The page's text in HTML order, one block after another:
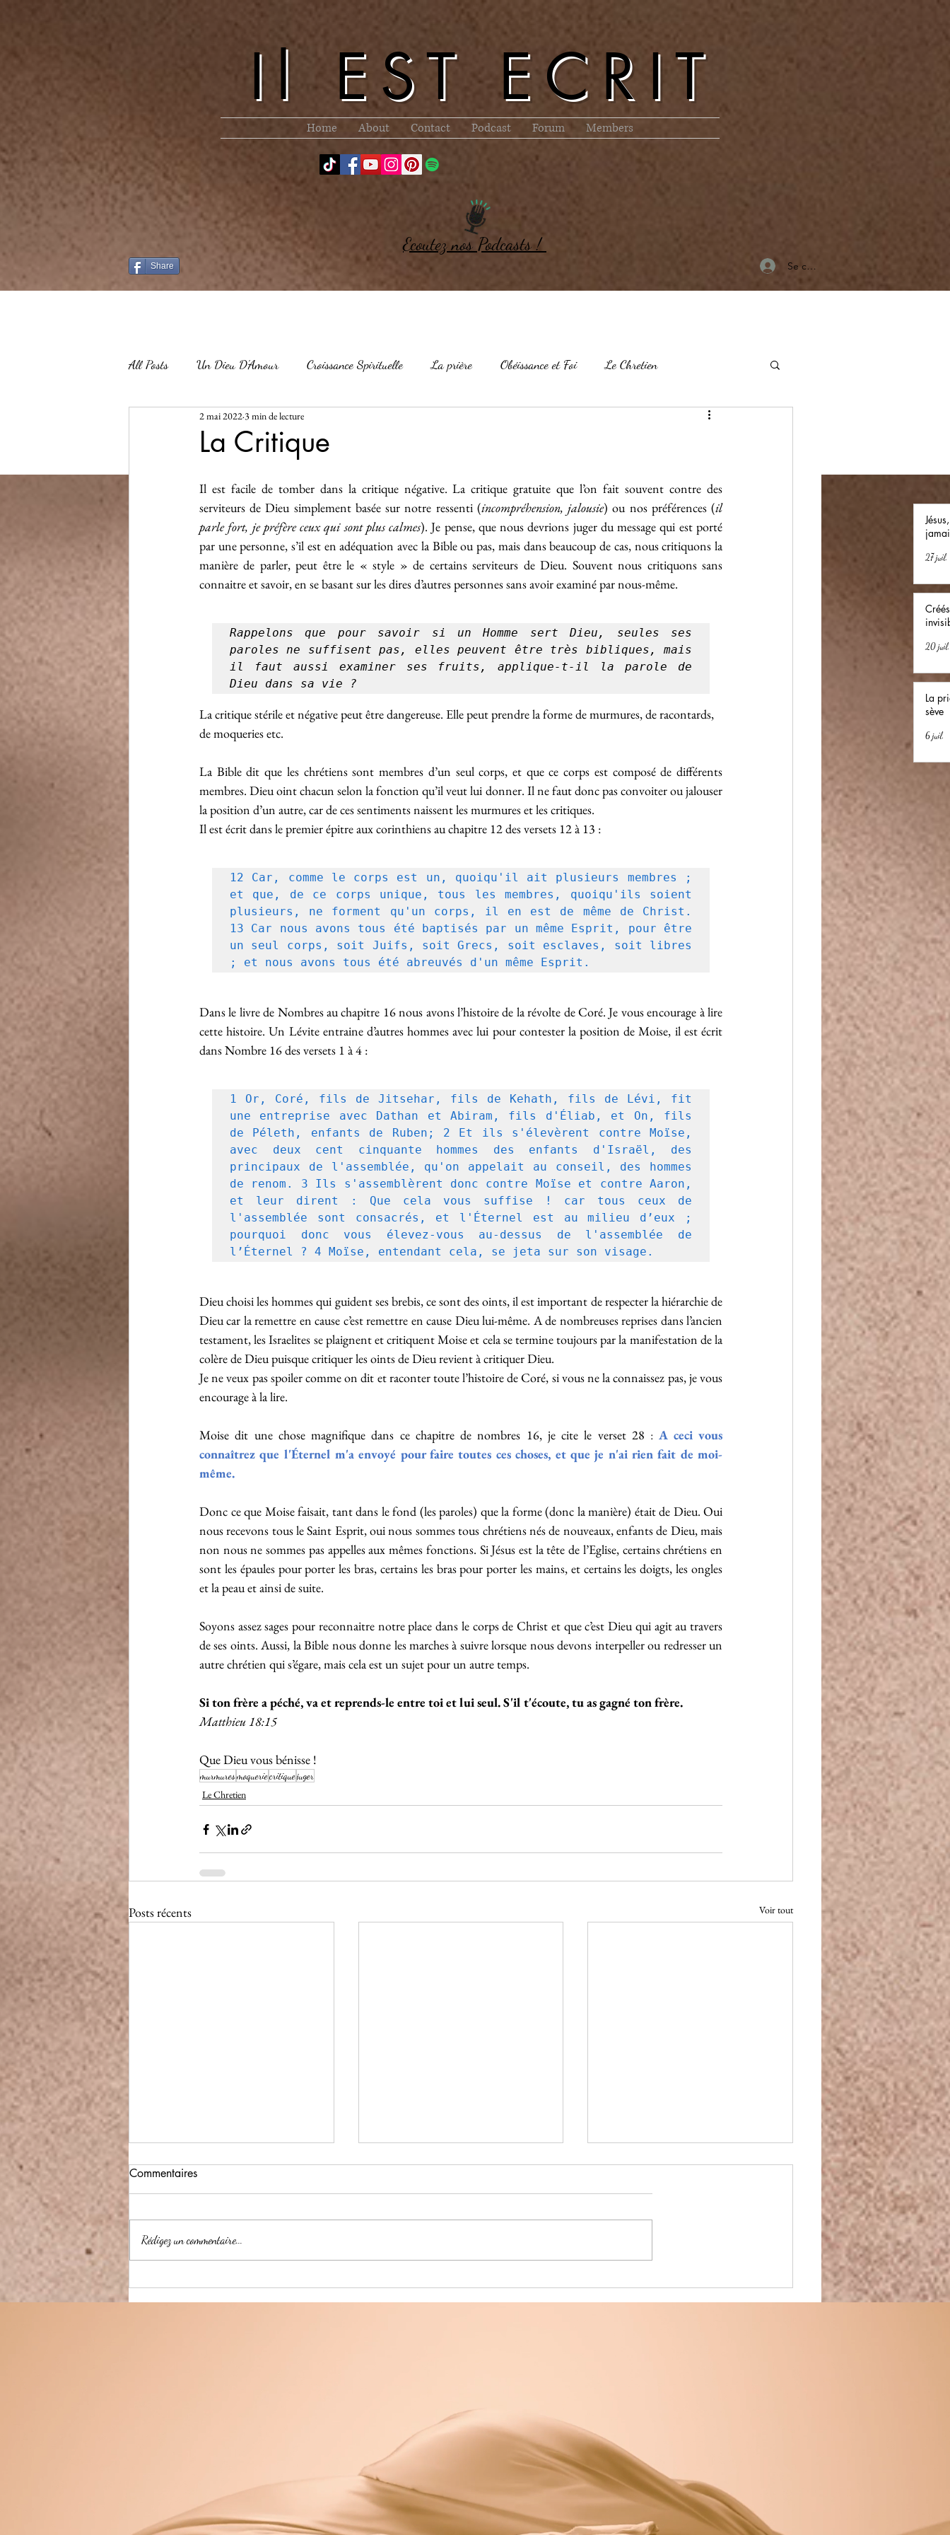
Il EST ECRIT
Home About Contact Podcast Forum Members
Share
Ecoutez nos Podcasts !
Se connecter
All Posts Un Dieu D'Amour Croissance Spirituelle La prière Obéissance et Foi Le Chretien
Participation à l'Œuvre de Dieu pourquoi
La Critique
2 mai 2022 3 min de lecture
Il est facile de tomber dans la critique négative. La critique gratuite que l’on fait souvent contre des
serviteurs de Dieu simplement basée sur notre ressenti (incompréhension, jalousie) ou nos préférences (il
parle fort, je préfère ceux qui sont plus calmes). Je pense, que nous devrions juger du message qui est porté
par une personne, s’il est en adéquation avec la Bible ou pas, mais dans beaucoup de cas, nous critiquons la
manière de parler, peut être le « style » de certains serviteurs de Dieu. Souvent nous critiquons sans
connaitre et savoir, en se basant sur les dires d’autres personnes sans avoir examiné par nous-même.
Rappelons que pour savoir si un Homme sert Dieu, seules ses
paroles ne suffisent pas, elles peuvent être très bibliques, mais
il faut aussi examiner ses fruits, applique-t-il la parole de
Dieu dans sa vie ?
La critique stérile et négative peut être dangereuse. Elle peut prendre la forme de murmures, de racontards,
de moqueries etc.
La Bible dit que les chrétiens sont membres d’un seul corps, et que ce corps est composé de différents
membres. Dieu oint chacun selon la fonction qu’il veut lui donner. Il ne faut donc pas convoiter ou jalouser
la position d’un autre, car de ces sentiments naissent les murmures et les critiques.
Il est écrit dans le premier épitre aux corinthiens au chapitre 12 des versets 12 à 13 :
12 Car, comme le corps est un, quoiqu'il ait plusieurs membres ;
et que, de ce corps unique, tous les membres, quoiqu'ils soient
plusieurs, ne forment qu'un corps, il en est de même de Christ.
13 Car nous avons tous été baptisés par un même Esprit, pour être
un seul corps, soit Juifs, soit Grecs, soit esclaves, soit libres
; et nous avons tous été abreuvés d'un même Esprit.
Dans le livre de Nombres au chapitre 16 nous avons l’histoire de la révolte de Coré. Je vous encourage à lire
cette histoire. Un Lévite entraine d’autres hommes avec lui pour contester la position de Moise, il est écrit
dans Nombre 16 des versets 1 à 4 :
1 Or, Coré, fils de Jitsehar, fils de Kehath, fils de Lévi, fit
une entreprise avec Dathan et Abiram, fils d'Éliab, et On, fils
de Péleth, enfants de Ruben; 2 Et ils s'élevèrent contre Moïse,
avec deux cent cinquante hommes des enfants d'Israël, des
principaux de l'assemblée, qu'on appelait au conseil, des hommes
de renom. 3 Ils s'assemblèrent donc contre Moïse et contre Aaron,
et leur dirent : Que cela vous suffise ! car tous ceux de
l'assemblée sont consacrés, et l'Éternel est au milieu d’eux ;
pourquoi donc vous élevez-vous au-dessus de l'assemblée de
l’Éternel ? 4 Moïse, entendant cela, se jeta sur son visage.
Dieu choisi les hommes qui guident ses brebis, ce sont des oints, il est important de respecter la hiérarchie de
Dieu car la remettre en cause c’est remettre en cause Dieu lui-même. A de nombreuses reprises dans l’ancien
testament, les Israelites se plaignent et critiquent Moise et cela se termine toujours par la manifestation de la
colère de Dieu puisque critiquer les oints de Dieu revient à critiquer Dieu.
Je ne veux pas spoiler comme on dit et raconter toute l’histoire de Coré, si vous ne la connaissez pas, je vous
encourage à la lire.
Moise dit une chose magnifique dans ce chapitre de nombres 16, je cite le verset 28 : A ceci vous
connaîtrez que l'Éternel m'a envoyé pour faire toutes ces choses, et que je n'ai rien fait de moi-
même.
Donc ce que Moise faisait, tant dans le fond (les paroles) que la forme (donc la manière) était de Dieu. Oui
nous recevons tous le Saint Esprit, oui nous sommes tous chrétiens nés de nouveaux, enfants de Dieu, mais
non nous ne sommes pas appelles aux mêmes fonctions. Si Jésus est la tête de l’Eglise, certains chrétiens en
sont les épaules pour porter les bras, certains les bras pour porter les mains, et certains les doigts, les ongles
et la peau et ainsi de suite.
Soyons assez sages pour reconnaitre notre place dans le corps de Christ et que c’est Dieu qui agit au travers
de ses oints. Aussi, la Bible nous donne les marches à suivre lorsque nous devons interpeller ou redresser un
autre chrétien qui s’égare, mais cela est un sujet pour un autre temps.
Si ton frère a péché, va et reprends-le entre toi et lui seul. S'il t'écoute, tu as gagné ton frère.
Matthieu 18:15
Que Dieu vous bénisse !
murmuresmoqueriecritiquejuger
Le Chretien
Posts récents Voir tout
Créés pour créer : l'héritage
invisible
La prière : plus qu'un fruit, une
sève
Bloquée au premier chapitre
de Job
Commentaires
Rédigez un commentaire...
27 juil.
20 juil.
La
sève
6 juil.